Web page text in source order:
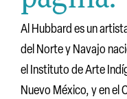
Al Hubbard es un
del Norte y Navajo
el Instituto de Arte
Nuevo México, y en el